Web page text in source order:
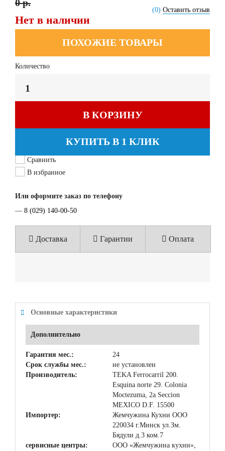
(0) Оставить отзыв
0 р.
Нет в наличии
ПОХОЖИЕ ТОВАРЫ
Количество
В КОРЗИНУ
КУПИТЬ В 1 КЛИК
Сравнить
В избранное
Или оформите заказ по телефону
— 8 (029) 140-00-50
Доставка Гарантии Оплата
Основные характеристики
Дополнительно
Гарантия мес.:
24
Срок службы мес.:
не установлен
Производитель:
TEKA Ferrocarril 200.
Esquina norte 29. Colonia
Moctezuma, 2a Seccion
MEXICO D.F. 15500
Импортер:
Жемчужина Кухни ООО
220034 г.Минск ул.Зм.
Бядули д.3 ком.7
сервисные центры:
ООО «Жемчужина кухни»,